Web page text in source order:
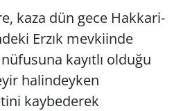
kaza dün gece Hakkari-
Erzık mevkiinde
kayıtlı olduğu
halindeyken
kaybederek